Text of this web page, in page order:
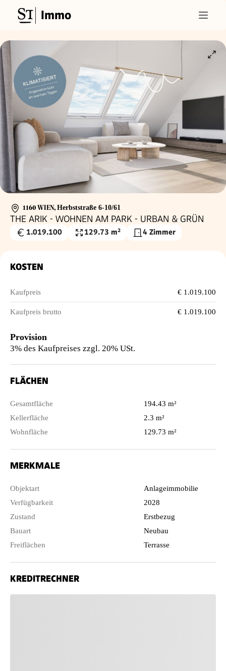
Immo
1160 WIEN, Herbststraße 6-10/61
THE ARIK - WOHNEN AM PARK - URBAN & GRÜN
Kaufpreis
1.019.100
Wohnfläche
129.73 m² 4 Zimmer
KOSTEN
Kaufpreis € 1.019.100
Kaufpreis brutto € 1.019.100
Provision
3% des Kaufpreises zzgl. 20% USt.
FLÄCHEN
Gesamtfläche
194.43 m²
Kellerfläche
2.3 m²
Wohnfläche
129.73 m²
MERKMALE
Objektart
Anlageimmobilie
Verfügbarkeit
2028
Zustand
Erstbezug
Bauart
Neubau
Freiflächen
Terrasse
KREDITRECHNER